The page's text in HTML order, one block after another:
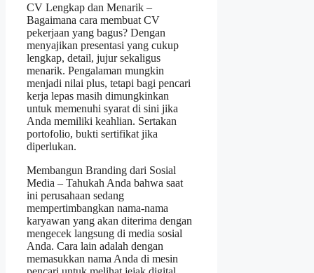
CV Lengkap dan Menarik –
Bagaimana cara membuat CV
pekerjaan yang bagus? Dengan
menyajikan presentasi yang cukup
lengkap, detail, jujur ​​sekaligus
menarik. Pengalaman mungkin
menjadi nilai plus, tetapi bagi pencari
kerja lepas masih dimungkinkan
untuk memenuhi syarat di sini jika
Anda memiliki keahlian. Sertakan
portofolio, bukti sertifikat jika
diperlukan.
Membangun Branding dari Sosial
Media – Tahukah Anda bahwa saat
ini perusahaan sedang
mempertimbangkan nama-nama
karyawan yang akan diterima dengan
mengecek langsung di media sosial
Anda. Cara lain adalah dengan
memasukkan nama Anda di mesin